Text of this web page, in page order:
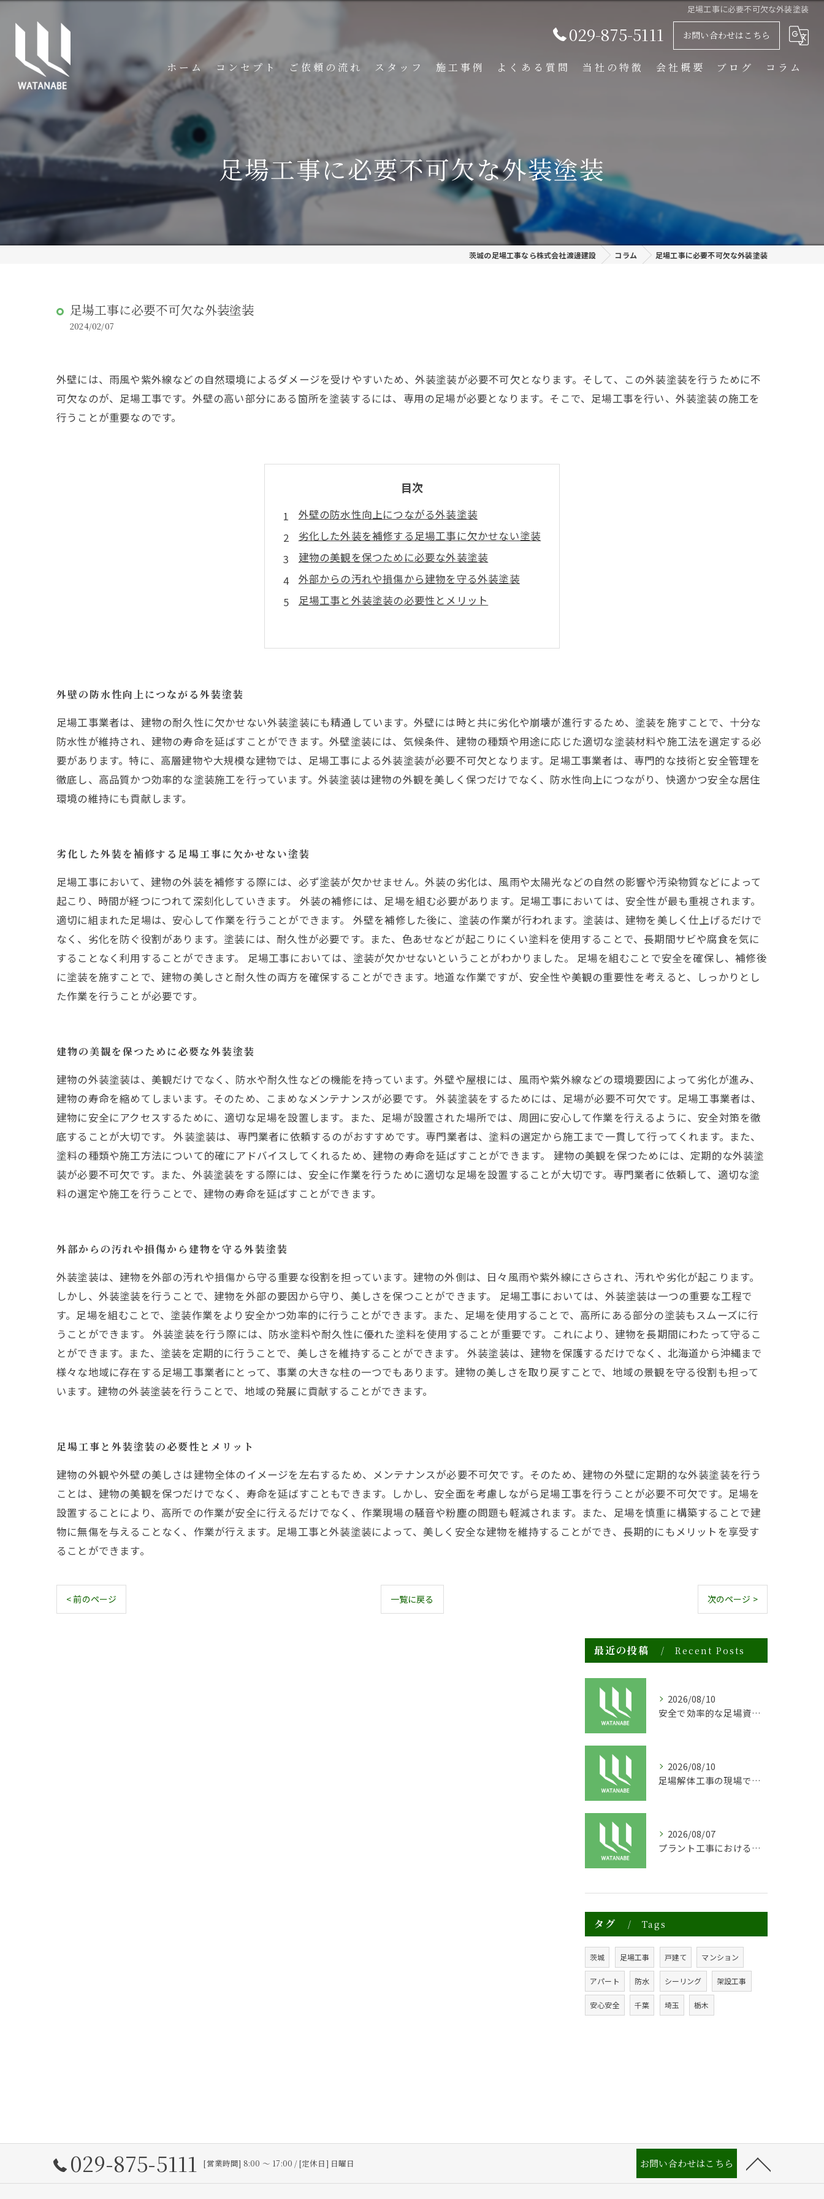
足場工事に必要不可欠な外装塗装
029-875-5111 お問い合わせはこちら
ホーム コンセプト ご依頼の流れ スタッフ 施工事例 よくある質問 当社の特徴
プラント工事
リース
会社概要 ブログ コラム
足場工事に必要不可欠な外装塗装
茨城の足場工事なら株式会社渡邊建設 コラム 足場工事に必要不可欠な外装塗装
足場工事に必要不可欠な外装塗装
2024/02/07
外壁には、雨風や紫外線などの自然環境によるダメージを受けやすいため、外装塗装が必要不可欠となります。そして、この外装塗装を行うために不
可欠なのが、足場工事です。外壁の高い部分にある箇所を塗装するには、専用の足場が必要となります。そこで、足場工事を行い、外装塗装の施工を
行うことが重要なのです。
目次
外壁の防水性向上につながる外装塗装
劣化した外装を補修する足場工事に欠かせない塗装
建物の美観を保つために必要な外装塗装
外部からの汚れや損傷から建物を守る外装塗装
足場工事と外装塗装の必要性とメリット
外壁の防水性向上につながる外装塗装
足場工事業者は、建物の耐久性に欠かせない外装塗装にも精通しています。外壁には時と共に劣化や崩壊が進行するため、塗装を施すことで、十分な
防水性が維持され、建物の寿命を延ばすことができます。外壁塗装には、気候条件、建物の種類や用途に応じた適切な塗装材料や施工法を選定する必
要があります。特に、高層建物や大規模な建物では、足場工事による外装塗装が必要不可欠となります。足場工事業者は、専門的な技術と安全管理を
徹底し、高品質かつ効率的な塗装施工を行っています。外装塗装は建物の外観を美しく保つだけでなく、防水性向上につながり、快適かつ安全な居住
環境の維持にも貢献します。
劣化した外装を補修する足場工事に欠かせない塗装
足場工事において、建物の外装を補修する際には、必ず塗装が欠かせません。外装の劣化は、風雨や太陽光などの自然の影響や汚染物質などによって
起こり、時間が経つにつれて深刻化していきます。 外装の補修には、足場を組む必要があります。足場工事においては、安全性が最も重視されます。
適切に組まれた足場は、安心して作業を行うことができます。 外壁を補修した後に、塗装の作業が行われます。塗装は、建物を美しく仕上げるだけで
なく、劣化を防ぐ役割があります。塗装には、耐久性が必要です。また、色あせなどが起こりにくい塗料を使用することで、長期間サビや腐食を気に
することなく利用することができます。 足場工事においては、塗装が欠かせないということがわかりました。 足場を組むことで安全を確保し、補修後
に塗装を施すことで、建物の美しさと耐久性の両方を確保することができます。地道な作業ですが、安全性や美観の重要性を考えると、しっかりとし
た作業を行うことが必要です。
建物の美観を保つために必要な外装塗装
建物の外装塗装は、美観だけでなく、防水や耐久性などの機能を持っています。外壁や屋根には、風雨や紫外線などの環境要因によって劣化が進み、
建物の寿命を縮めてしまいます。そのため、こまめなメンテナンスが必要です。 外装塗装をするためには、足場が必要不可欠です。足場工事業者は、
建物に安全にアクセスするために、適切な足場を設置します。また、足場が設置された場所では、周囲に安心して作業を行えるように、安全対策を徹
底することが大切です。 外装塗装は、専門業者に依頼するのがおすすめです。専門業者は、塗料の選定から施工まで一貫して行ってくれます。また、
塗料の種類や施工方法について的確にアドバイスしてくれるため、建物の寿命を延ばすことができます。 建物の美観を保つためには、定期的な外装塗
装が必要不可欠です。また、外装塗装をする際には、安全に作業を行うために適切な足場を設置することが大切です。専門業者に依頼して、適切な塗
料の選定や施工を行うことで、建物の寿命を延ばすことができます。
外部からの汚れや損傷から建物を守る外装塗装
外装塗装は、建物を外部の汚れや損傷から守る重要な役割を担っています。建物の外側は、日々風雨や紫外線にさらされ、汚れや劣化が起こります。
しかし、外装塗装を行うことで、建物を外部の要因から守り、美しさを保つことができます。 足場工事においては、外装塗装は一つの重要な工程で
す。足場を組むことで、塗装作業をより安全かつ効率的に行うことができます。また、足場を使用することで、高所にある部分の塗装もスムーズに行
うことができます。 外装塗装を行う際には、防水塗料や耐久性に優れた塗料を使用することが重要です。これにより、建物を長期間にわたって守るこ
とができます。また、塗装を定期的に行うことで、美しさを維持することができます。 外装塗装は、建物を保護するだけでなく、北海道から沖縄まで
様々な地域に存在する足場工事業者にとって、事業の大きな柱の一つでもあります。建物の美しさを取り戻すことで、地域の景観を守る役割も担って
います。建物の外装塗装を行うことで、地域の発展に貢献することができます。
足場工事と外装塗装の必要性とメリット
建物の外観や外壁の美しさは建物全体のイメージを左右するため、メンテナンスが必要不可欠です。そのため、建物の外壁に定期的な外装塗装を行う
ことは、建物の美観を保つだけでなく、寿命を延ばすこともできます。しかし、安全面を考慮しながら足場工事を行うことが必要不可欠です。足場を
設置することにより、高所での作業が安全に行えるだけでなく、作業現場の騒音や粉塵の問題も軽減されます。また、足場を慎重に構築することで建
物に無傷を与えることなく、作業が行えます。足場工事と外装塗装によって、美しく安全な建物を維持することができ、長期的にもメリットを享受す
ることができます。
< 前のページ 一覧に戻る 次のページ >
最近の投稿 Recent Posts
2026/08/10
安全で効率的な足場資材リースの現場活用法
2026/08/10
足場解体工事の現場で求められる安全性と迅速対応の秘訣
2026/08/07
プラント工事における足場工事の安全対策と施工の重要性
タグ Tags
茨城 足場工事 戸建て マンション
アパート 防水 シーリング 架設工事
安心安全 千葉 埼玉 栃木
029-875-5111 [営業時間] 8:00 〜 17:00 / [定休日] 日曜日 お問い合わせはこちら